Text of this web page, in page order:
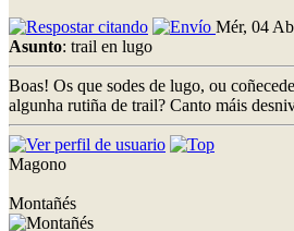
Mér, 04
Asunto: trail en lugo
Boas! Os que sodes de lugo, ou
algunha rutiña de trail? Canto máis
Magono
Montañés